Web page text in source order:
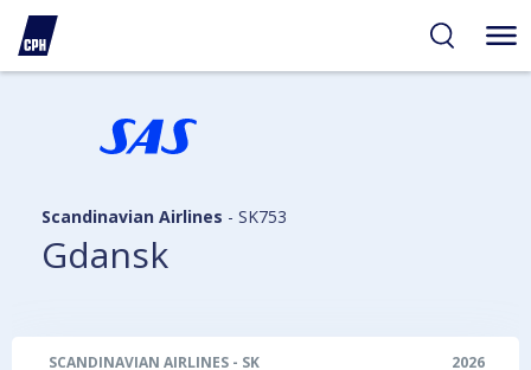
Scandinavian Airlines - SK753
Gdansk
SCANDINAVIAN AIRLINES - SK753 2026